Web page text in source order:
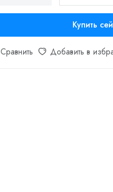
Купить
Сравнить Добавить в